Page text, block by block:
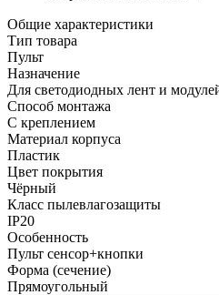
Общие характеристики
Тип товара
Пульт
Назначение
Для светодиодных лент и
Способ монтажа
С креплением
Материал корпуса
Пластик
Цвет покрытия
Чёрный
Класс пылевлагозащиты
IP20
Особенность
Пульт сенсор+кнопки
Форма (сечение)
Прямоугольный